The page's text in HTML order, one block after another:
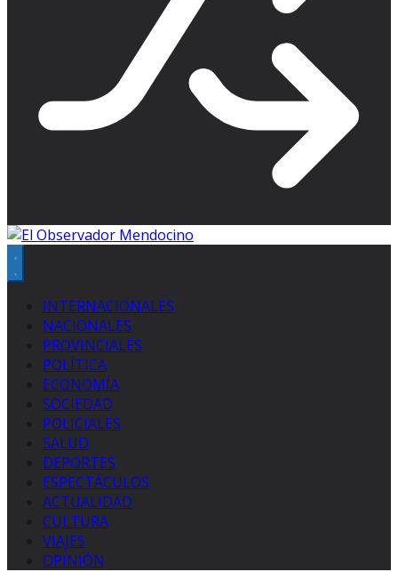
INTERNACIONALES
NACIONALES
PROVINCIALES
POLÍTICA
ECONOMÍA
SOCIEDAD
POLICIALES
SALUD
DEPORTES
ESPECTÁCULOS
ACTUALIDAD
CULTURA
VIAJES
OPINIÓN